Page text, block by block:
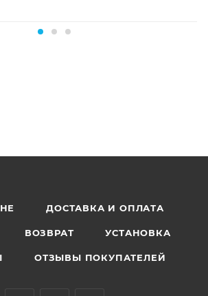
ДОСТАВКА И ОПЛАТА
ВОЗВРАТ УСТАНОВКА
ОТЗЫВЫ ПОКУПАТЕЛЕЙ